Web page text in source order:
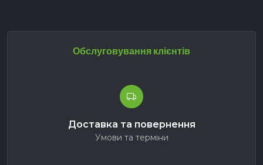
Обслуговування клієнтів
Доставка та повернення
Умови та терміни